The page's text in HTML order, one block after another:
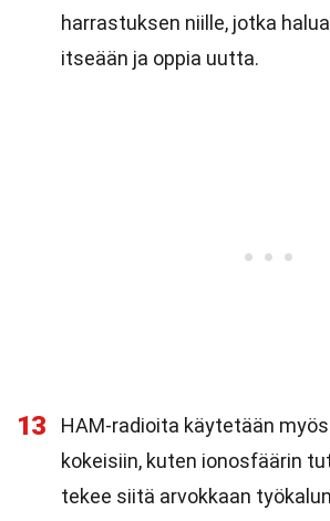
harrastuksen niille, jotka
itseään ja oppia uutta.
13
HAM-radioita käytetään
kokeisiin, kuten ionosfäärin
tekee siitä arvokkaan